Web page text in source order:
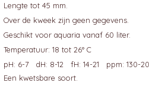
Lengte tot 45 mm.
Over de kweek zijn geen gegevens.
Geschikt voor aquaria vanaf 60 liter.
Temperatuur: 18 tot 26° C
pH: 6-7 dH: 8-12 fH: 14-21 ppm: 130-
Een kwetsbare soort.